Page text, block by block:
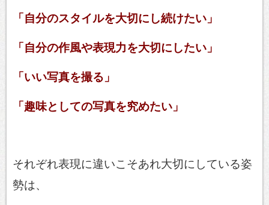
「自分のスタイルを大切にし続けたい」
「自分の作風や表現力を大切にしたい」
「いい写真を撮る」
「趣味としての写真を究めたい」
それぞれ表現に違いこそあれ大切にしている姿
勢は、